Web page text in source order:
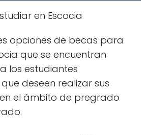
opciones de becas para
que se encuentran
los estudiantes
deseen realizar sus
el ámbito de pregrado